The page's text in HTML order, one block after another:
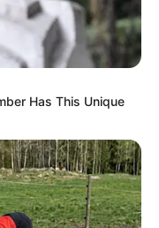
Has This Unique